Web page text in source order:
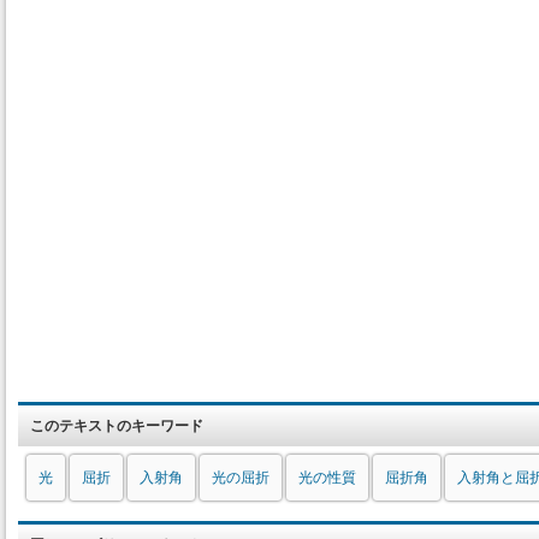
このテキストのキーワード
光 屈折 入射角 光の屈折 光の性質 屈折角 入射角と屈